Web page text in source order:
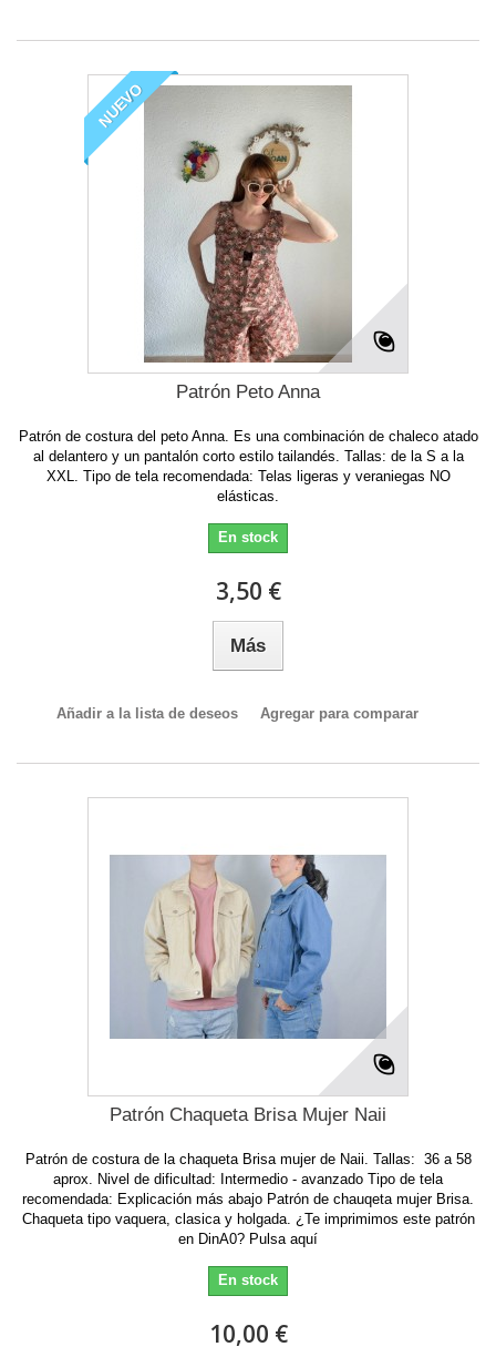
NUEVO
Patrón Peto Anna
Patrón de costura del peto Anna. Es una combinación de chaleco atado
al delantero y un pantalón corto estilo tailandés. Tallas: de la S a la
XXL. Tipo de tela recomendada: Telas ligeras y veraniegas NO
elásticas.
En stock
3,50 €
Más
Añadir a la lista de deseos Agregar para comparar
Patrón Chaqueta Brisa Mujer Naii
Patrón de costura de la chaqueta Brisa mujer de Naii. Tallas: 36 a 58
aprox. Nivel de dificultad: Intermedio - avanzado Tipo de tela
recomendada: Explicación más abajo Patrón de chauqeta mujer Brisa.
Chaqueta tipo vaquera, clasica y holgada. ¿Te imprimimos este patrón
en DinA0? Pulsa aquí
En stock
10,00 €